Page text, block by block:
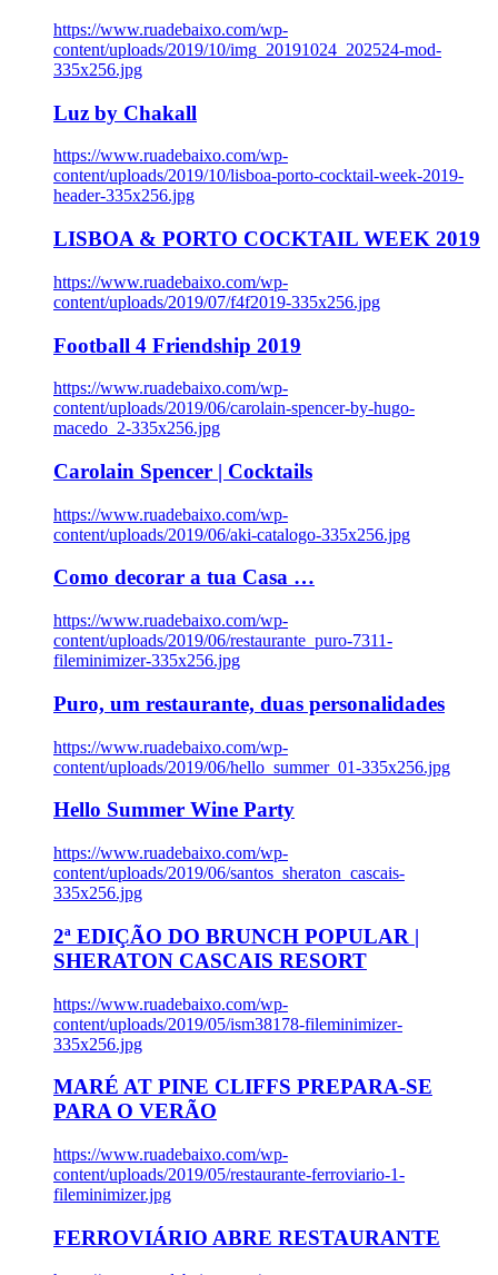
https://www.ruadebaixo.com/wp-
content/uploads/2019/10/img_20191024_202524-mod-
335x256.jpg
Luz by Chakall
https://www.ruadebaixo.com/wp-
content/uploads/2019/10/lisboa-porto-cocktail-week-2019-
header-335x256.jpg
LISBOA & PORTO COCKTAIL WEEK 2019
https://www.ruadebaixo.com/wp-
content/uploads/2019/07/f4f2019-335x256.jpg
Football 4 Friendship 2019
https://www.ruadebaixo.com/wp-
content/uploads/2019/06/carolain-spencer-by-hugo-
macedo_2-335x256.jpg
Carolain Spencer | Cocktails
https://www.ruadebaixo.com/wp-
content/uploads/2019/06/aki-catalogo-335x256.jpg
Como decorar a tua Casa …
https://www.ruadebaixo.com/wp-
content/uploads/2019/06/restaurante_puro-7311-
fileminimizer-335x256.jpg
Puro, um restaurante, duas personalidades
https://www.ruadebaixo.com/wp-
content/uploads/2019/06/hello_summer_01-335x256.jpg
Hello Summer Wine Party
https://www.ruadebaixo.com/wp-
content/uploads/2019/06/santos_sheraton_cascais-
335x256.jpg
2ª EDIÇÃO DO BRUNCH POPULAR |
SHERATON CASCAIS RESORT
https://www.ruadebaixo.com/wp-
content/uploads/2019/05/ism38178-fileminimizer-
335x256.jpg
MARÉ AT PINE CLIFFS PREPARA-SE
PARA O VERÃO
https://www.ruadebaixo.com/wp-
content/uploads/2019/05/restaurante-ferroviario-1-
fileminimizer.jpg
FERROVIÁRIO ABRE RESTAURANTE